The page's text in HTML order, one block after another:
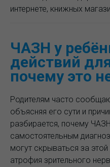
интернете, книжных
ЧАЗН у
действий
почему это
Родителям часто
объясняя его сути и
разбирается, почему
самостоятельным
могут скрываться за
атрофия зрительного